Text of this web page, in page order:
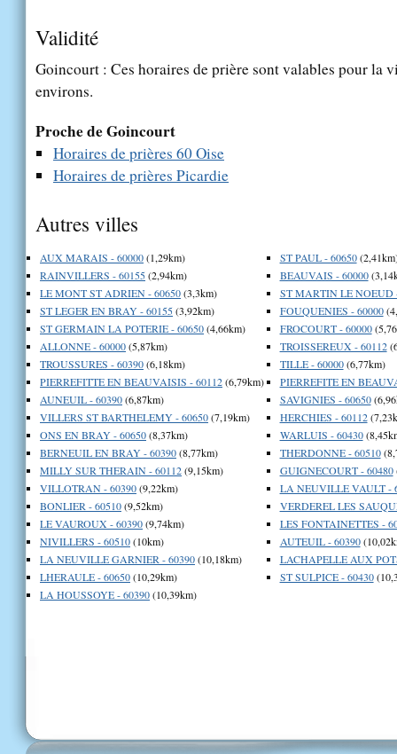
Validité
Goincourt : Ces horaires de prière sont valables pour la
environs.
Proche de Goincourt
Horaires de prières 60 Oise
Horaires de prières Picardie
Autres villes
AUX MARAIS - 60000(1,29km)
RAINVILLERS - 60155(2,94km)
LE MONT ST ADRIEN - 60650(3,3km)
ST LEGER EN BRAY - 60155(3,92km)
ST GERMAIN LA POTERIE - 60650(4,66km)
ALLONNE - 60000(5,87km)
TROUSSURES - 60390(6,18km)
PIERREFITTE EN BEAUVAISIS - 60112(6,79km)
AUNEUIL - 60390(6,87km)
VILLERS ST BARTHELEMY - 60650(7,19km)
ONS EN BRAY - 60650(8,37km)
BERNEUIL EN BRAY - 60390(8,77km)
MILLY SUR THERAIN - 60112(9,15km)
VILLOTRAN - 60390(9,22km)
BONLIER - 60510(9,52km)
LE VAUROUX - 60390(9,74km)
NIVILLERS - 60510(10km)
LA NEUVILLE GARNIER - 60390(10,18km)
LHERAULE - 60650(10,29km)
LA HOUSSOYE - 60390(10,39km)
ST PAUL - 60650
BEAUVAIS - 60000
ST MARTIN LE NOEUD
FOUQUENIES - 60000
FROCOURT - 60000
TROISSEREUX - 60112
TILLE - 60000(6,77km)
PIERREFITE EN
SAVIGNIES - 60650
HERCHIES - 60112
WARLUIS - 60430
THERDONNE - 60510
GUIGNECOURT - 60480
LA NEUVILLE VAULT -
VERDEREL LES
LES FONTAINETTES -
AUTEUIL - 60390
LACHAPELLE AUX
ST SULPICE - 60430